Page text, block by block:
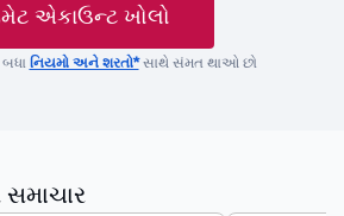
એકાઉન્ટ ખોલો
નિયમો અને શરતો*સાથે સંમત થાઓ છો
સમાચાર